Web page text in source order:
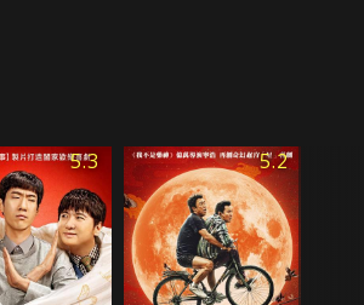
5.3 5.2